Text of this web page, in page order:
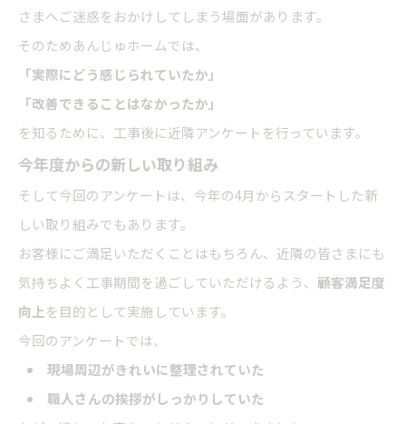
さまへご迷惑をおかけしてしまう場面があります。
そのためあんじゅホームでは、
「実際にどう感じられていたか」
「改善できることはなかったか」
を知るために、工事後に近隣アンケートを行っています。
今年度からの新しい取り組み
そして今回のアンケートは、今年の4月からスタートした新
しい取り組みでもあります。
お客様にご満足いただくことはもちろん、近隣の皆さまにも
気持ちよく工事期間を過ごしていただけるよう、 顧客満足度
向上を目的として実施しています。
今回のアンケートでは、
現場周辺がきれいに整理されていた
職人さんの挨拶がしっかりしていた